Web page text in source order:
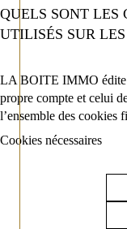
QUELS SONT LES
UTILISÉS SUR
LA BOITE IMMO édite
propre compte et celui
l’ensemble des cookies
Cookies nécessaires